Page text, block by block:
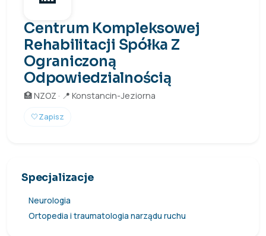
Centrum Kompleksowej
Rehabilitacji Spółka Z
Ograniczoną
Odpowiedzialnością
🏥 NZOZ · 📍 Konstancin-Jeziorna
🤍Zapisz
Specjalizacje
Neurologia
Ortopedia i traumatologia narządu ruchu